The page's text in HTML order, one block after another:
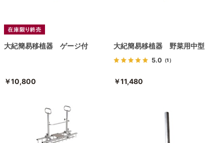
大紀簡易移植器 ゲージ付
￥10,800
大紀簡易移植器 野菜用中型
5.0 （1）
￥11,480